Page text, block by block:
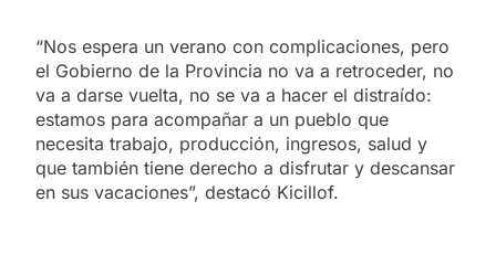
“Nos espera un verano con complicaciones, pero
el Gobierno de la Provincia no va a retroceder, no
va a darse vuelta, no se va a hacer el distraído:
estamos para acompañar a un pueblo que
necesita trabajo, producción, ingresos, salud y
que también tiene derecho a disfrutar y descansar
en sus vacaciones”, destacó Kicillof.